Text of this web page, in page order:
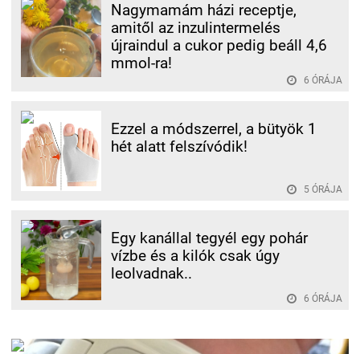
Nagymamám házi receptje,
amitől az inzulintermelés
újraindul a cukor pedig beáll 4,6
mmol-ra!
6 ÓRÁJA
Ezzel a módszerrel, a bütyök 1
hét alatt felszívódik!
5 ÓRÁJA
Egy kanállal tegyél egy pohár
vízbe és a kilók csak úgy
leolvadnak..
6 ÓRÁJA